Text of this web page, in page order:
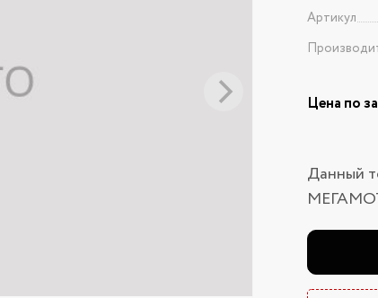
Артикул
Цена по
Данный